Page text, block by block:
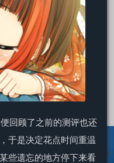
回顾了之前的测评也还
于是决定花点时间重温
些遗忘的地方停下来看